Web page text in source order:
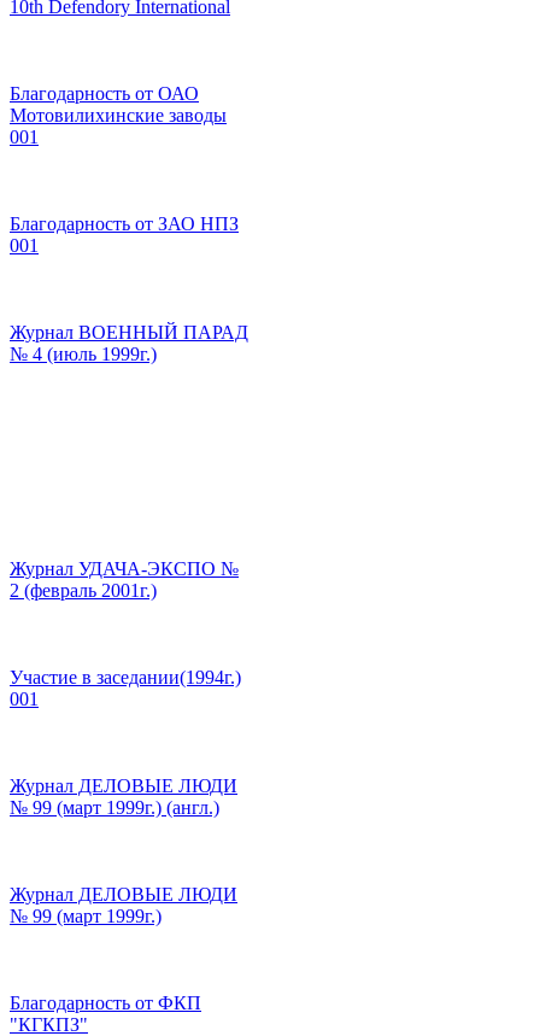
10th Defendory International
Благодарность от ОАО
Мотовилихинские заводы
001
Благодарность от ЗАО НПЗ
001
Журнал ВОЕННЫЙ ПАРАД
№ 4 (июль 1999г.)
Журнал УДАЧА-ЭКСПО №
2 (февраль 2001г.)
Участие в заседании(1994г.)
001
Журнал ДЕЛОВЫЕ ЛЮДИ
№ 99 (март 1999г.) (англ.)
Журнал ДЕЛОВЫЕ ЛЮДИ
№ 99 (март 1999г.)
Благодарность от ФКП
"КГКПЗ"